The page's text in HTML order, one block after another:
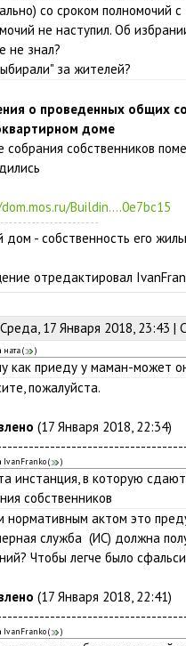
со сроком полномочий
не наступил. Об
не знал?
за жителей?
о проведенных общих
доме
собрания собственников
Buildin....0e7bc15
- собственность его
отредактировал
17 Января 2018, 23:43 |
ната( )
как приеду у маман-может
пожалуйста.
(17 Января 2018, 22:34)
IvanFranko( )
инстанция, в которую
собственников
нормативным актом это
служба (ИС) должна
Чтобы легче было
(17 Января 2018, 22:41)
IvanFranko( )